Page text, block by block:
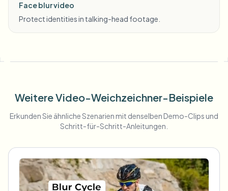
Face blur video
Protect identities in talking-head footage.
Weitere Video-Weichzeichner-Beispiele
Erkunden Sie ähnliche Szenarien mit denselben Demo-Clips und
Schritt-für-Schritt-Anleitungen.